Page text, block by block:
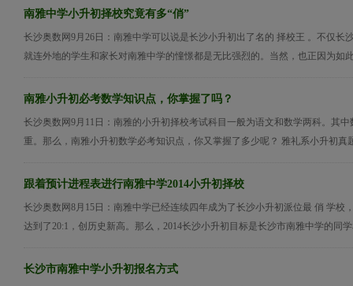
南雅中学小升初择校究竟有多“俏”
长沙奥数网9月26日：南雅中学可以说是长沙小升初出了名的 择校王 。不仅长
就连外地的学生和家长对南雅中学的憧憬都是无比强烈的。当然，也正因为如
南雅小升初必考数学知识点，你掌握了吗？
长沙奥数网9月11日：南雅的小升初择校考试科目一般为语文和数学两科。其
重。那么，南雅小升初数学必考知识点，你又掌握了多少呢？ 雅礼系小升初真
跟着预计进程表进行南雅中学2014小升初择校
长沙奥数网8月15日：南雅中学已经连续四年成为了长沙小升初派位最 俏 学校
达到了20:1，创历史新高。那么，2014长沙小升初目标是长沙市南雅中学的同
长沙市南雅中学小升初报名方式